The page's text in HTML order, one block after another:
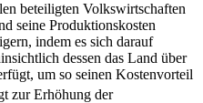
Vorteile“ nach David
beteiligten Volkswirtschaften
seine Produktionskosten
indem es sich darauf
dessen das Land über
um so seinen Kostenvorteil